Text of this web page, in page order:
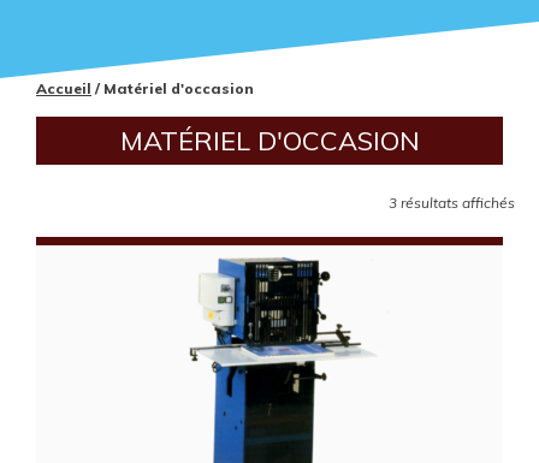
Accueil / Matériel d'occasion
MATÉRIEL D'OCCASION
3 résultats affichés